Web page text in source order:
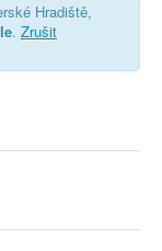
Hradiště,
. Zrušit